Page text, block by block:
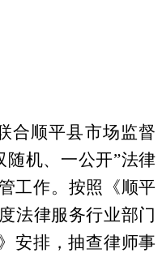
合顺平县市场监督
随机、一公开”法律
工作。按照 《顺平
法律服务行业部门
安排，抽查律师事